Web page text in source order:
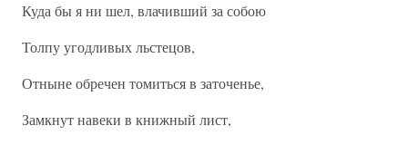
Куда бы я ни шел, влачивший за собою
Толпу угодливых льстецов,
Отныне обречен томиться в заточенье,
Замкнут навеки в книжный лист,